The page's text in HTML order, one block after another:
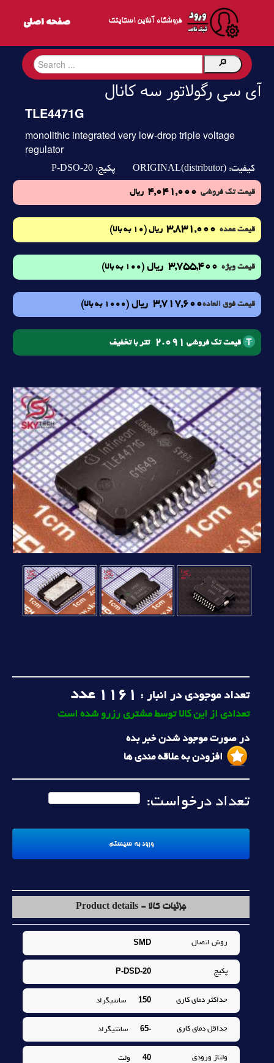
فروشگاه آنلاین اسکایتک
آی سی رگولاتور سه کانال
TLE4471G
monolithic integrated very low-drop triple voltage
regulator
کیفیت: ORIGINAL(distributor) پکیج: P-DSO-20
قیمت تک فروشی 4,041,000 ریال
قیمت عمده 3,831,000 ریال (10 به بالا)
قیمت ویژه 3,755,400 ریال (100 به بالا)
قیمت فوق العاده3,717,600 ریال (1000 به بالا)
قیمت تک فروشی 2.091 تتر با تخفیف
تعداد موجودی در انبار : 1161 عدد
تعدادی از این کالا توسط مشتری رزرو شده است
در صورت موجود شدن خبر بده
افزودن به علاقه مندی ها
تعداد درخواست:
جزئیات کالا - Product details
روش اتصال SMD
پکيج P-DSD-20
حداکثر دماي کاري 150 سانتيگراد
حداقل دماي کاري -65 سانتيگراد
ولتاژ ورودي 40 ولت